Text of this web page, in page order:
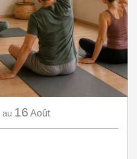
au 16 Août